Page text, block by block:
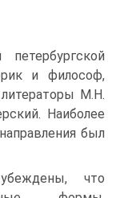
и философ,
М.Н.
Наиболее
был
что